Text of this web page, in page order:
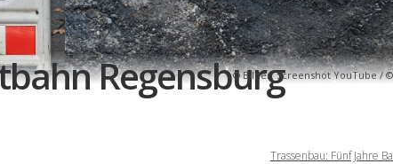
Bilder: Screenshot YouTube /
Regensburg
Trassenbau: Fünf Jahre